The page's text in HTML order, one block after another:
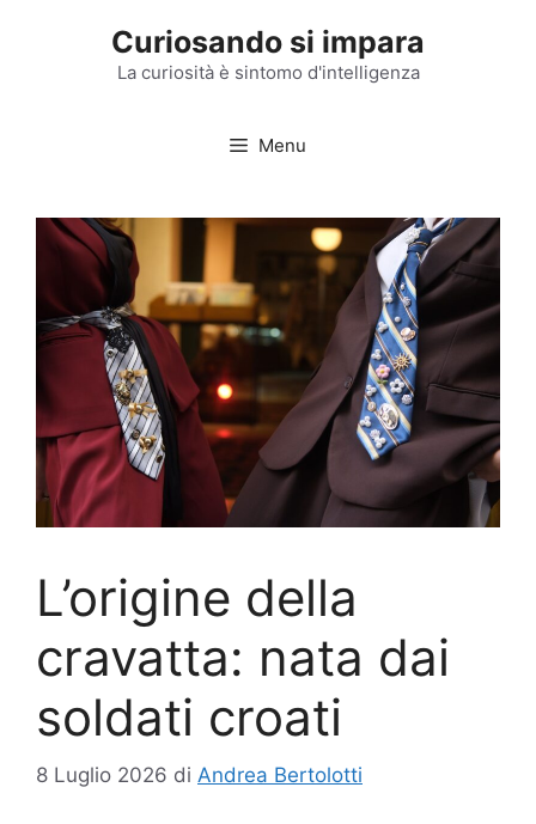
Curiosando si impara
La curiosità è sintomo d'intelligenza
Menu
L’origine della
cravatta: nata dai
soldati croati
8 Luglio 2026 di Andrea Bertolotti